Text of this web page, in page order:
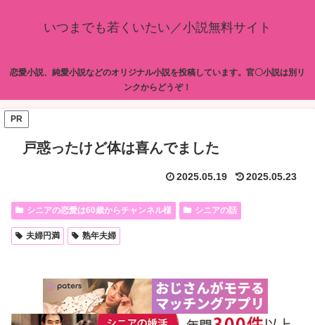
いつまでも若くいたい／小説無料サイト
恋愛小説、純愛小説などのオリジナル小説を投稿しています。官〇小説は別リ
ンクからどうぞ！
PR
戸惑ったけど体は喜んでました
2025.05.19 2025.05.23
シニアの恋愛は60歳からチャンネル様 シニアの話
夫婦円満 熟年夫婦